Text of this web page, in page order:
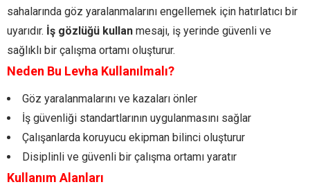
sahalarında göz yaralanmalarını engellemek için hatırlatıcı bir
uyarıdır. İş gözlüğü kullan mesajı, iş yerinde güvenli ve
sağlıklı bir çalışma ortamı oluşturur.
Neden Bu Levha Kullanılmalı?
Göz yaralanmalarını ve kazaları önler
İş güvenliği standartlarının uygulanmasını sağlar
Çalışanlarda koruyucu ekipman bilinci oluşturur
Disiplinli ve güvenli bir çalışma ortamı yaratır
Kullanım Alanları